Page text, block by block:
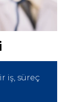
iş, süreç